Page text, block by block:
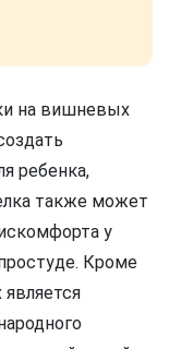
на вишневых
ребенка,
также может
у
Кроме